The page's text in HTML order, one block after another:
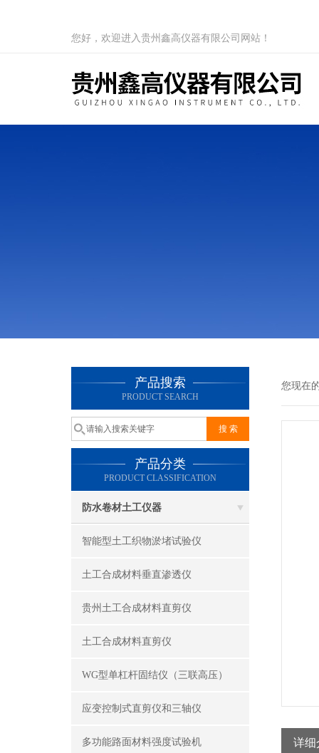
您好，欢迎进入贵州鑫高仪器有限公司网站！
产品搜索
PRODUCT SEARCH
产品分类
PRODUCT CLASSIFICATION
防水卷材土工仪器
智能型土工织物淤堵试验仪
土工合成材料垂直渗透仪
贵州土工合成材料直剪仪
土工合成材料直剪仪
WG型单杠杆固结仪（三联高压）
应变控制式直剪仪和三轴仪
多功能路面材料强度试验机
您现在
详细